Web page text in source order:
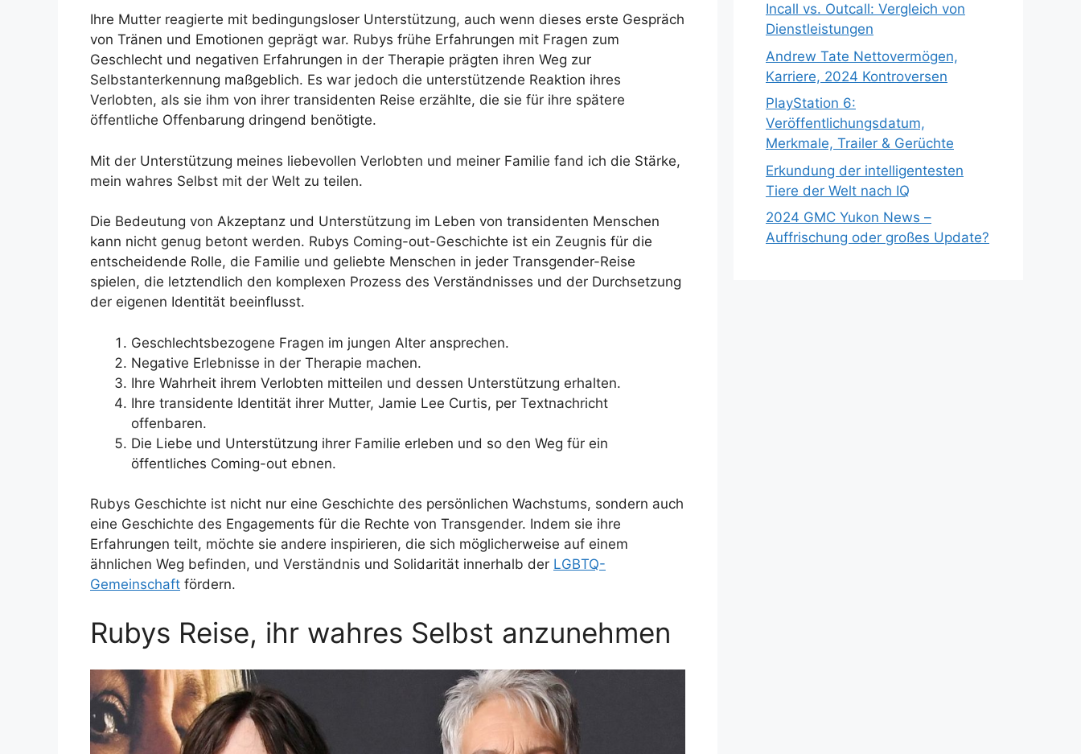
Ihre Mutter reagierte mit bedingungsloser Unterstützung, auch wenn dieses erste Gespräch
von Tränen und Emotionen geprägt war. Rubys frühe Erfahrungen mit Fragen zum
Geschlecht und negativen Erfahrungen in der Therapie prägten ihren Weg zur
Selbstanterkennung maßgeblich. Es war jedoch die unterstützende Reaktion ihres
Verlobten, als sie ihm von ihrer transidenten Reise erzählte, die sie für ihre spätere
öffentliche Offenbarung dringend benötigte.
Mit der Unterstützung meines liebevollen Verlobten und meiner Familie fand ich die Stärke,
mein wahres Selbst mit der Welt zu teilen.
Die Bedeutung von Akzeptanz und Unterstützung im Leben von transidenten Menschen
kann nicht genug betont werden. Rubys Coming-out-Geschichte ist ein Zeugnis für die
entscheidende Rolle, die Familie und geliebte Menschen in jeder Transgender-Reise
spielen, die letztendlich den komplexen Prozess des Verständnisses und der Durchsetzung
der eigenen Identität beeinflusst.
Geschlechtsbezogene Fragen im jungen Alter ansprechen.
Negative Erlebnisse in der Therapie machen.
Ihre Wahrheit ihrem Verlobten mitteilen und dessen Unterstützung erhalten.
Ihre transidente Identität ihrer Mutter, Jamie Lee Curtis, per Textnachricht
offenbaren.
Die Liebe und Unterstützung ihrer Familie erleben und so den Weg für ein
öffentliches Coming-out ebnen.
Rubys Geschichte ist nicht nur eine Geschichte des persönlichen Wachstums, sondern auch
eine Geschichte des Engagements für die Rechte von Transgender. Indem sie ihre
Erfahrungen teilt, möchte sie andere inspirieren, die sich möglicherweise auf einem
ähnlichen Weg befinden, und Verständnis und Solidarität innerhalb der LGBTQ-
Gemeinschaft fördern.
Rubys Reise, ihr wahres Selbst anzunehmen
Incall vs. Outcall: Vergleich von
Dienstleistungen
Andrew Tate Nettovermögen,
Karriere, 2024 Kontroversen
PlayStation 6:
Veröffentlichungsdatum,
Merkmale, Trailer & Gerüchte
Erkundung der intelligentesten
Tiere der Welt nach IQ
2024 GMC Yukon News –
Auffrischung oder großes Update?